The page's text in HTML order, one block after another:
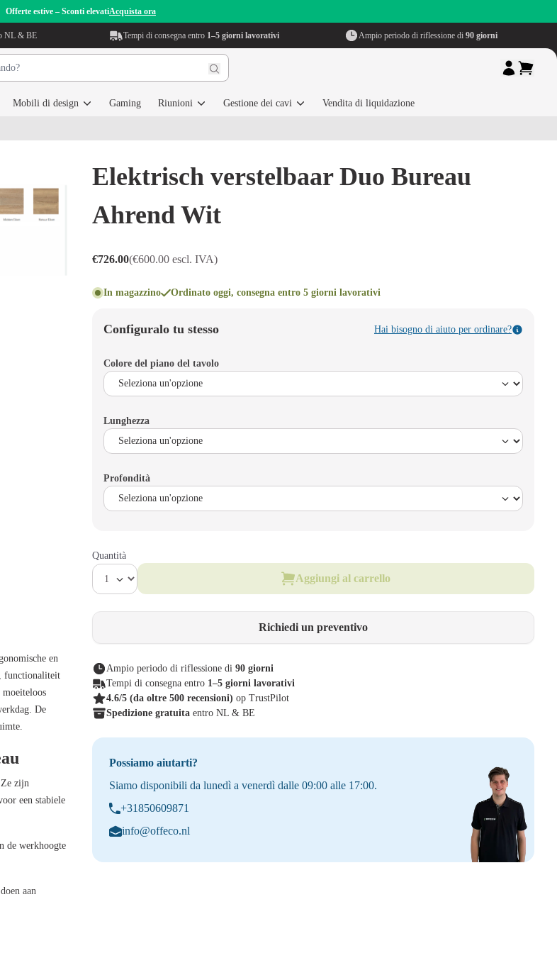
Offerte estive – Sconti elevatiAcquista ora
NL & BE Tempi di consegna entro 1–5 giorni lavorativi Ampio periodo di riflessione di 90 giorni
Mobili di design Gaming Riunioni Gestione dei cavi Vendita di liquidazione
Elektrisch verstelbaar Duo Bureau
Ahrend Wit
€726.00(€600.00 escl. IVA)
In magazzino Ordinato oggi, consegna entro 5 giorni lavorativi
Configuralo tu stesso Hai bisogno di aiuto per ordinare?
Colore del piano del tavolo
Lunghezza
Profondità
Quantità
Aggiungi al carrello
Richiedi un preventivo
Ampio periodo di riflessione di 90 giorni
Tempi di consegna entro 1–5 giorni lavorativi
4.6/5 (da oltre 500 recensioni) op TrustPilot
Spedizione gratuita entro NL & BE
Possiamo aiutarti?
Siamo disponibili da lunedì a venerdì dalle 09:00 alle 17:00.
+31850609871
info@offeco.nl
en
functionaliteit
De
Ze zijn
een stabiele
de werkhoogte
aan